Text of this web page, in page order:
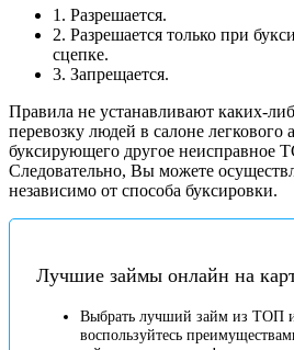
1. Разрешается.
2. Разрешается только при
сцепке.
3. Запрещается.
Правила не устанавливают каких-
перевозку людей в салоне легкового
буксирующего другое неисправное
Следовательно, Вы можете
независимо от способа буксировки.
Лучшие займы онлайн на
Выбрать лучший займ из ТОП
воспользуйтесь